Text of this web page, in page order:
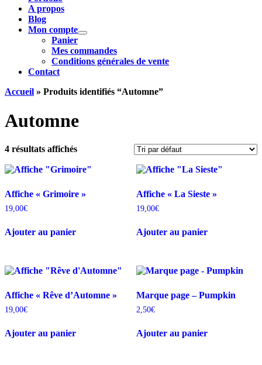
A propos
Blog
Mon compte
Panier
Mes commandes
Conditions générales de vente
Contact
Accueil » Produits identifiés “Automne”
Automne
4 résultats affichés
Affiche « Grimoire »
19,00€
Ajouter au panier
Affiche « La Sieste »
19,00€
Ajouter au panier
Affiche « Rêve d’Automne »
19,00€
Ajouter au panier
Marque page – Pumpkin
2,50€
Ajouter au panier